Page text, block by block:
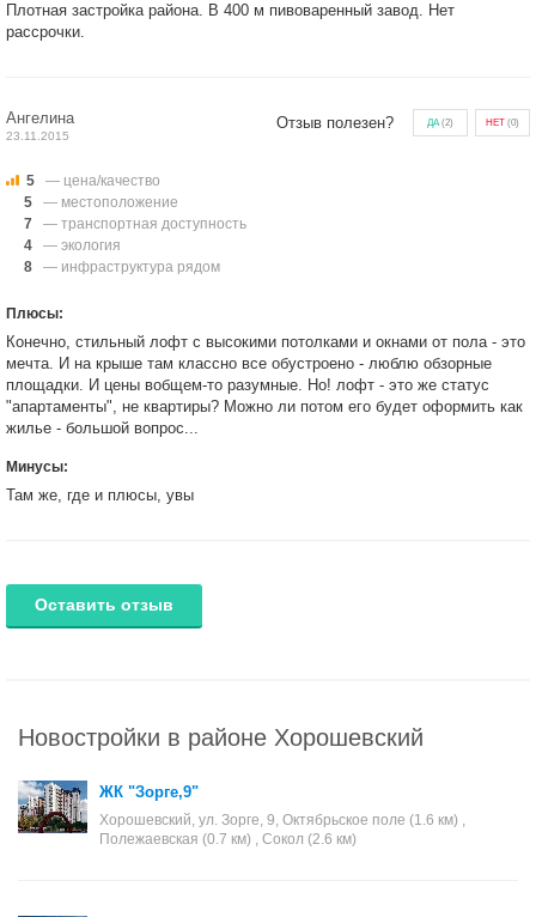
Плотная застройка района. В 400 м пивоваренный завод. Нет
рассрочки.
Ангелина
23.11.2015
Отзыв полезен? ДА(2) НЕТ (0)
5
— цена/качество
5
— местоположение
7
— транспортная доступность
4
— экология
8
— инфраструктура рядом
Плюсы:
Конечно, стильный лофт с высокими потолками и окнами от пола - это
мечта. И на крыше там классно все обустроено - люблю обзорные
площадки. И цены вобщем-то разумные. Но! лофт - это же статус
"апартаменты", не квартиры? Можно ли потом его будет оформить как
жилье - большой вопрос...
Минусы:
Там же, где и плюсы, увы
Оставить отзыв
Новостройки в районе Хорошевский
ЖК "Зорге,9"
Хорошевский, ул. Зорге, 9, Октябрьское поле (1.6 км) ,
Полежаевская (0.7 км) , Сокол (2.6 км)